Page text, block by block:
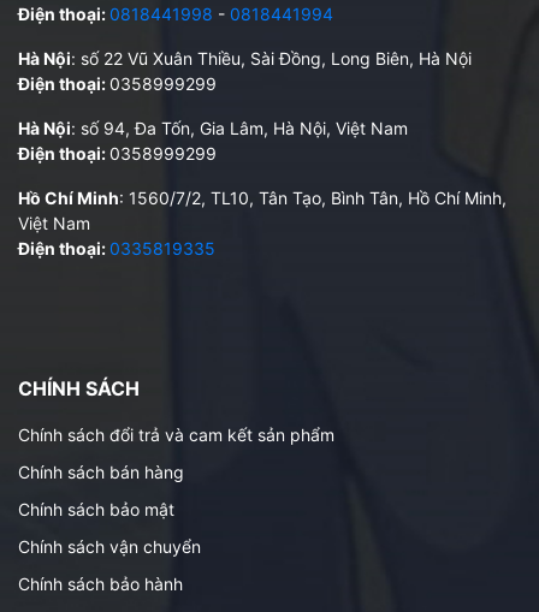
Điện thoại:0818441998 - 0818441994
Hà Nội: số 22 Vũ Xuân Thiều, Sài Đồng, Long Biên, Hà Nội
Điện thoại:0358999299
Hà Nội: số 94, Đa Tốn, Gia Lâm, Hà Nội, Việt Nam
Điện thoại:0358999299
Hồ Chí Minh: 1560/7/2, TL10, Tân Tạo, Bình Tân, Hồ Chí Minh,
Việt Nam
Điện thoại:0335819335
CHÍNH SÁCH
Chính sách đổi trả và cam kết sản phẩm
Chính sách bán hàng
Chính sách bảo mật
Chính sách vận chuyển
Chính sách bảo hành